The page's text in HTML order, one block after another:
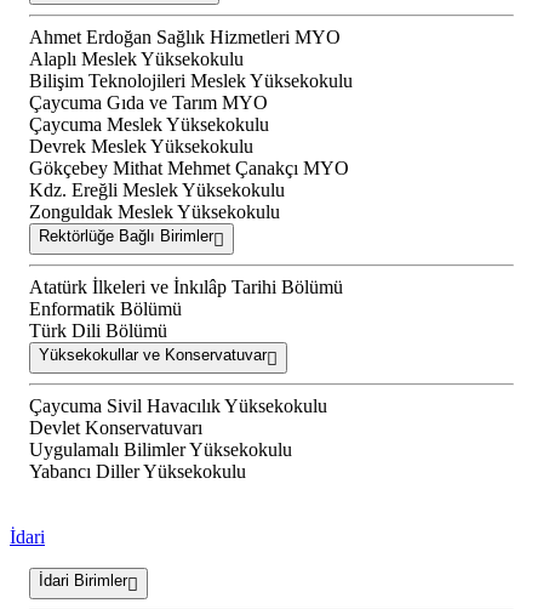
Ahmet Erdoğan Sağlık Hizmetleri MYO
Alaplı Meslek Yüksekokulu
Bilişim Teknolojileri Meslek Yüksekokulu
Çaycuma Gıda ve Tarım MYO
Çaycuma Meslek Yüksekokulu
Devrek Meslek Yüksekokulu
Gökçebey Mithat Mehmet Çanakçı MYO
Kdz. Ereğli Meslek Yüksekokulu
Zonguldak Meslek Yüksekokulu
Rektörlüğe Bağlı Birimler
Atatürk İlkeleri ve İnkılâp Tarihi Bölümü
Enformatik Bölümü
Türk Dili Bölümü
Yüksekokullar ve Konservatuvar
Çaycuma Sivil Havacılık Yüksekokulu
Devlet Konservatuvarı
Uygulamalı Bilimler Yüksekokulu
Yabancı Diller Yüksekokulu
İdari
İdari Birimler